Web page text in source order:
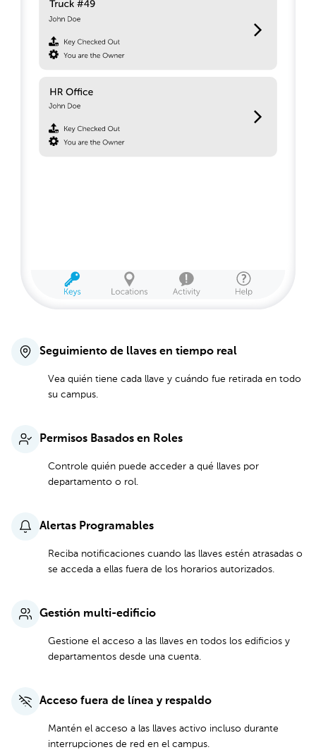
Seguimiento de llaves en tiempo real
Vea quién tiene cada llave y cuándo fue retirada en todo
su campus.
Permisos Basados en Roles
Controle quién puede acceder a qué llaves por
departamento o rol.
Alertas Programables
Reciba notificaciones cuando las llaves estén atrasadas o
se acceda a ellas fuera de los horarios autorizados.
Gestión multi-edificio
Gestione el acceso a las llaves en todos los edificios y
departamentos desde una cuenta.
Acceso fuera de línea y respaldo
Mantén el acceso a las llaves activo incluso durante
interrupciones de red en el campus.